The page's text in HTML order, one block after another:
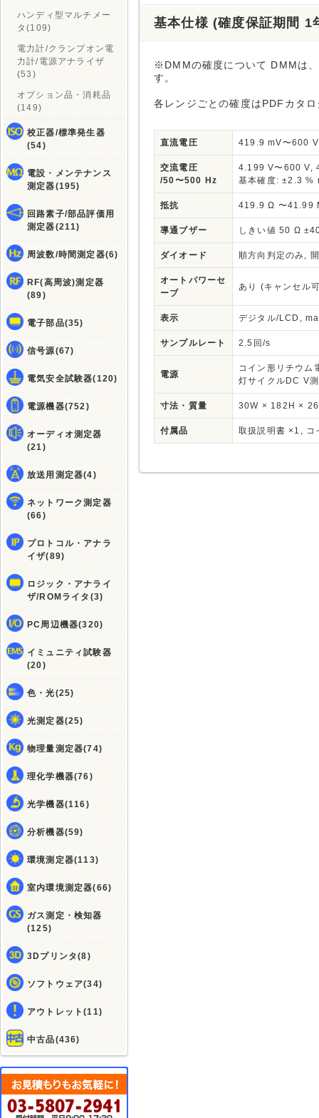
ハンディ型マルチメー
タ(109)
電力計/クランプオン電
力計/電源アナライザ
(53)
オプション品・消耗品
(149)
校正器/標準発生器
(54)
電設・メンテナンス
測定器(195)
回路素子/部品評価用
測定器(211)
周波数/時間測定器(6)
RF(高周波)測定器
(89)
電子部品(35)
信号源(67)
電気安全試験器(120)
電源機器(752)
オーディオ測定器
(21)
放送用測定器(4)
ネットワーク測定器
(66)
プロトコル・アナラ
イザ(89)
ロジック・アナライ
ザ/ROMライタ(3)
PC周辺機器(320)
イミュニティ試験器
(20)
色・光(25)
光測定器(25)
物理量測定器(74)
理化学機器(76)
光学機器(116)
分析機器(59)
環境測定器(113)
室内環境測定器(66)
ガス測定・検知器
(125)
3Dプリンタ(8)
ソフトウェア(34)
アウトレット(11)
中古品(436)
基本仕様 (確度保証期間 1
※DMMの確度について DMMは
す。
各レンジごとの確度はPDFカタ
直流電圧 419.9 mV〜600
交流電圧
/50〜500 Hz
4.199 V〜600 V,
基本確度: ±2.3 %
抵抗 419.9 Ω 〜41.99
導通ブザー しきい値 50 Ω
ダイオード 順方向判定のみ,
オートパワーセ
ーブ
あり (キャンセル
表示 デジタル/LCD,
サンプルレート 2.5回/s
電源
コイン形リチウ
灯サイクルDC V
寸法・質量 30W × 182H ×
付属品 取扱説明書 ×1,